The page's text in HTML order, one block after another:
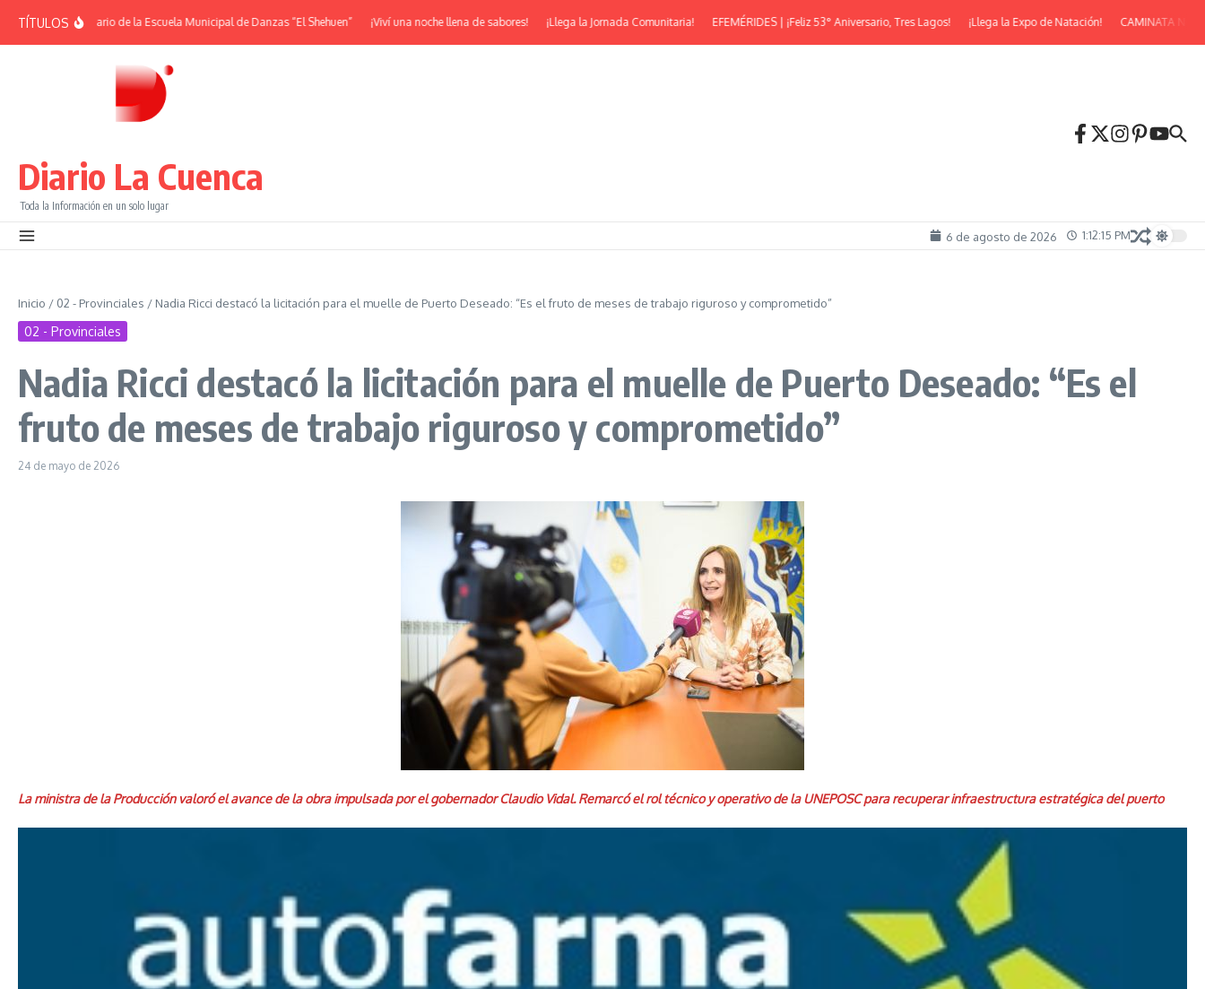
TÍTULOS
| 38° Aniversario de la Escuela Municipal de Danzas “El Shehuen” ¡Viví una noche llena de sabores! ¡Llega la Jornada Comunitaria! EFEMÉRIDES | ¡Feliz 53° Aniversario, Tres Lagos! ¡Llega la Expo de Natación! CAMINATA
Diario La Cuenca
Toda la Información en un solo lugar
6 de agosto de 2026 1:12:16 PM
Inicio / 02 - Provinciales / Nadia Ricci destacó la licitación para el muelle de Puerto Deseado: “Es el fruto de meses de trabajo riguroso y comprometido”
02 - Provinciales
Nadia Ricci destacó la licitación para el muelle de Puerto Deseado: “Es el
fruto de meses de trabajo riguroso y comprometido”
24 de mayo de 2026
La ministra de la Producción valoró el avance de la obra impulsada por el gobernador Claudio Vidal. Remarcó el rol técnico y operativo de la UNEPOSC para recuperar infraestructura estratégica del puerto